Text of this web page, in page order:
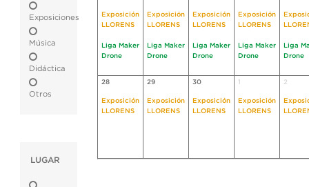
Exposiciones
Música
Didáctica
Otros
LUGAR
Exposición
LLORENS
Liga Maker
Drone
Exposición
LLORENS
Liga Maker
Drone
Exposición
LLORENS
Liga Maker
Drone
Exposición
LLORENS
Liga Maker
Drone
Liga
Drone
28
Exposición
LLORENS
29
Exposición
LLORENS
30
Exposición
LLORENS
Exposición
LLORENS
2